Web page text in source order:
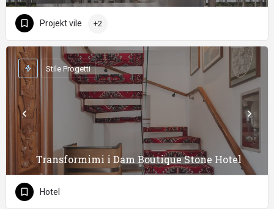
Projekt vile +2
Transformimi i Dam Boutique Stone Hotel
Stile Progetti
Hotel